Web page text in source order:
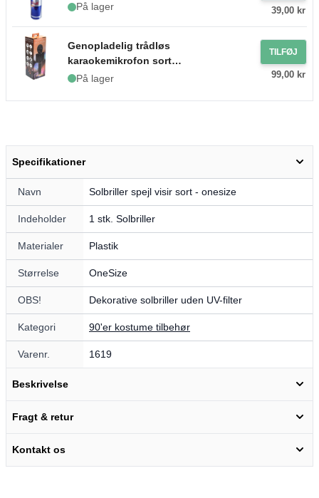
På lager
39,00 kr
Genopladelig trådløs
karaokemikrofon sort
7,5x22,5 cm
På lager
TILFØJ
99,00 kr
Specifikationer
Navn Solbriller spejl visir sort - onesize
Indeholder 1 stk. Solbriller
Materialer Plastik
Størrelse OneSize
OBS! Dekorative solbriller uden UV-filter
Kategori 90'er kostume tilbehør
Varenr. 1619
Beskrivelse
Fragt & retur
Kontakt os